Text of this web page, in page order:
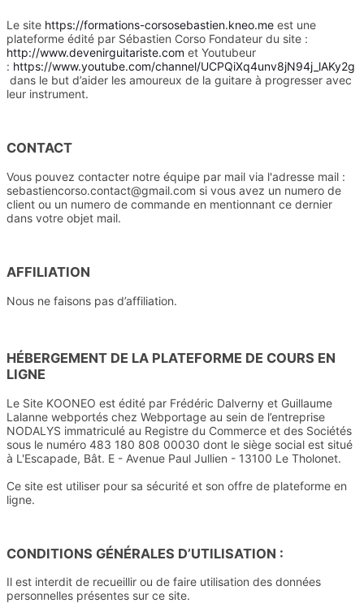
Le site https://formations-corsosebastien.kneo.me est une
plateforme édité par Sébastien Corso Fondateur du site :
http://www.devenirguitariste.com et Youtubeur
: https://www.youtube.com/channel/UCPQiXq4unv8jN94j_lAKy2g
dans le but d’aider les amoureux de la guitare à progresser avec
leur instrument.
CONTACT
Vous pouvez contacter notre équipe par mail via l'adresse mail :
sebastiencorso.contact@gmail.com si vous avez un numero de
client ou un numero de commande en mentionnant ce dernier
dans votre objet mail.
AFFILIATION
Nous ne faisons pas d’affiliation.
HÉBERGEMENT DE LA PLATEFORME DE COURS EN
LIGNE
Le Site KOONEO est édité par Frédéric Dalverny et Guillaume
Lalanne webportés chez Webportage au sein de l’entreprise
NODALYS immatriculé au Registre du Commerce et des Sociétés
sous le numéro 483 180 808 00030 dont le siège social est situé
à L'Escapade, Bât. E - Avenue Paul Jullien - 13100 Le Tholonet.
Ce site est utiliser pour sa sécurité et son offre de plateforme en
ligne.
CONDITIONS GÉNÉRALES D’UTILISATION :
Il est interdit de recueillir ou de faire utilisation des données
personnelles présentes sur ce site.